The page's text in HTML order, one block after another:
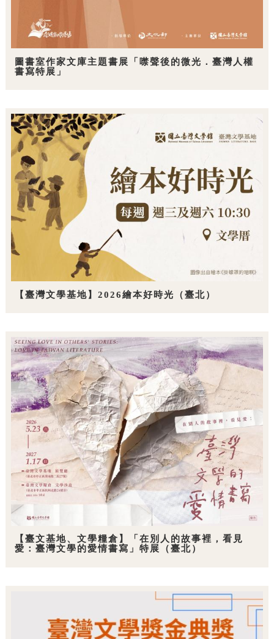
圖書室作家文庫主題書展「噤聲後的微光．臺灣人權
書寫特展」
【臺灣文學基地】2026繪本好時光（臺北）
【臺文基地、文學糧倉】「在別人的故事裡，看見
愛：臺灣文學的愛情書寫」特展（臺北）